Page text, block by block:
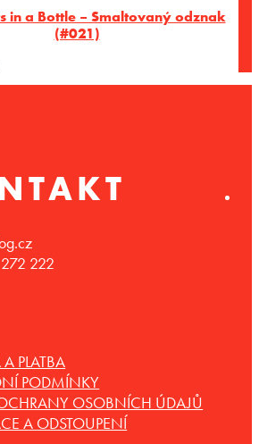
in a Bottle – Smaltovaný odznak
(#021)
222
PLATBA
PODMÍNKY
OSOBNÍCH ÚDAJŮ
A ODSTOUPENÍ